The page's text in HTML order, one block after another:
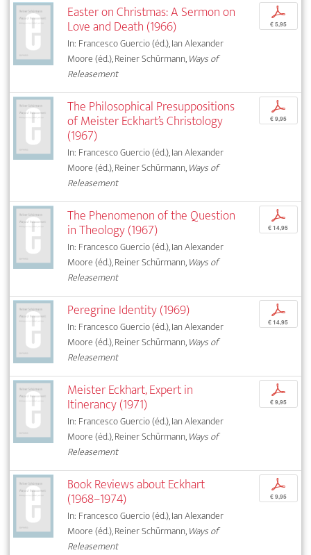
Easter on Christmas: A Sermon on
Love and Death (1966)
In: Francesco Guercio (éd.), Ian Alexander
Moore (éd.), Reiner Schürmann,Ways of
Releasement
p
€ 5,95
The Philosophical Presuppositions
of Meister Eckhart’s Christology
(1967)
In: Francesco Guercio (éd.), Ian Alexander
Moore (éd.), Reiner Schürmann,Ways of
Releasement
p
€ 9,95
The Phenomenon of the Question
in Theology (1967)
In: Francesco Guercio (éd.), Ian Alexander
Moore (éd.), Reiner Schürmann,Ways of
Releasement
p
€ 14,95
Peregrine Identity (1969)
In: Francesco Guercio (éd.), Ian Alexander
Moore (éd.), Reiner Schürmann,Ways of
Releasement
p
€ 14,95
Meister Eckhart, Expert in
Itinerancy (1971)
In: Francesco Guercio (éd.), Ian Alexander
Moore (éd.), Reiner Schürmann,Ways of
Releasement
p
€ 9,95
Book Reviews about Eckhart
(1968–1974)
In: Francesco Guercio (éd.), Ian Alexander
Moore (éd.), Reiner Schürmann,Ways of
Releasement
p
€ 9,95